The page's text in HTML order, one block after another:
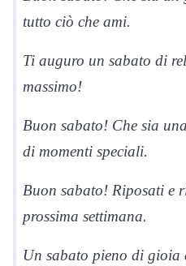
tutto ciò che ami.
Ti auguro un sabato di
massimo!
Buon sabato! Che sia
di momenti speciali.
Buon sabato! Riposati e
prossima settimana.
Un sabato pieno di gioia